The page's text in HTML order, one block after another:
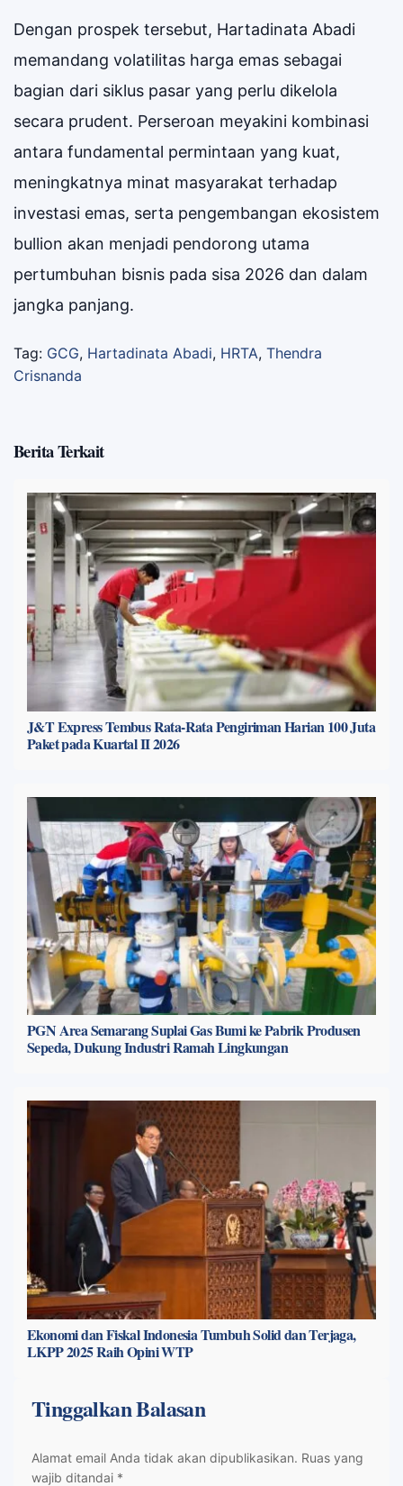
Dengan prospek tersebut, Hartadinata Abadi
memandang volatilitas harga emas sebagai
bagian dari siklus pasar yang perlu dikelola
secara prudent. Perseroan meyakini kombinasi
antara fundamental permintaan yang kuat,
meningkatnya minat masyarakat terhadap
investasi emas, serta pengembangan ekosistem
bullion akan menjadi pendorong utama
pertumbuhan bisnis pada sisa 2026 dan dalam
jangka panjang.
Tag: GCG, Hartadinata Abadi, HRTA, Thendra
Crisnanda
Berita Terkait
J&T Express Tembus Rata-Rata Pengiriman Harian 100 Juta
Paket pada Kuartal II 2026
PGN Area Semarang Suplai Gas Bumi ke Pabrik Produsen
Sepeda, Dukung Industri Ramah Lingkungan
Ekonomi dan Fiskal Indonesia Tumbuh Solid dan Terjaga,
LKPP 2025 Raih Opini WTP
Tinggalkan Balasan
Alamat email Anda tidak akan dipublikasikan. Ruas yang
wajib ditandai *